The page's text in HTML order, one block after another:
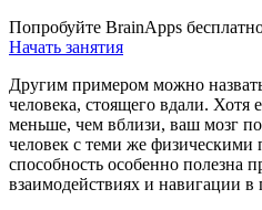
Попробуйте BrainApps
Начать занятия
Другим примером можно
человека, стоящего вдали. Хотя
меньше, чем вблизи, ваш мозг
человек с теми же физическими
способность особенно полезна
взаимодействиях и навигации в